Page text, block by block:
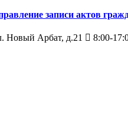
записи актов
Новый Арбат, д.21 8:00-